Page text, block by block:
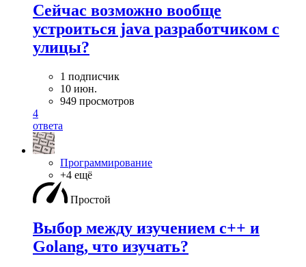
Сейчас возможно вообще
устроиться java разработчиком с
улицы?
1 подписчик
10 июн.
949 просмотров
4
ответа
Программирование
+4 ещё
Простой
Выбор между изучением c++ и
Golang, что изучать?